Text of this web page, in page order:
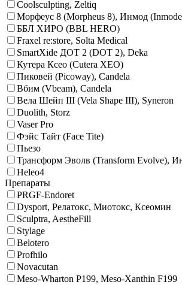
Coolsculpting, Zeltiq
Морфеус 8 (Morpheus 8), Инмод
ББЛ ХИРО (BBL HERO)
Fraxel re:store, Solta Medical
SmartXide ДОТ 2 (DOT 2), Deka
Кутера Ксео (Cutera XEO)
Пиковей (Picoway), Candela
Вбим (Vbeam), Candela
Вела Шейп III (Vela Shape III), Syneron
Duolith, Storz
Vaser Pro
Фэйс Тайт (Face Tite)
Пьезо
Трансформ Эволв (Transform Evolve),
Heleo4
Препараты
PRGF-Endoret
Dysport, Релатокс, Миотокс, Ксеомин
Sculptra, AestheFill
Stylage
Belotero
Profhilo
Novacutan
Meso-Wharton P199, Meso-Xanthin F199